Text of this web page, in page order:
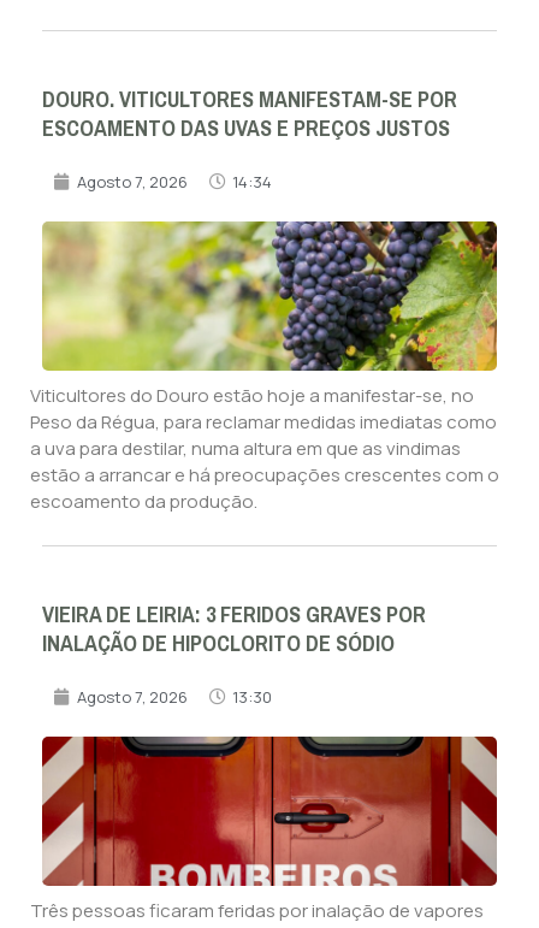
DOURO. VITICULTORES MANIFESTAM-SE POR
ESCOAMENTO DAS UVAS E PREÇOS JUSTOS
Agosto 7, 2026 14:34
Viticultores do Douro estão hoje a manifestar-se, no
Peso da Régua, para reclamar medidas imediatas como
a uva para destilar, numa altura em que as vindimas
estão a arrancar e há preocupações crescentes com o
escoamento da produção.
VIEIRA DE LEIRIA: 3 FERIDOS GRAVES POR
INALAÇÃO DE HIPOCLORITO DE SÓDIO
Agosto 7, 2026 13:30
Três pessoas ficaram feridas por inalação de vapores